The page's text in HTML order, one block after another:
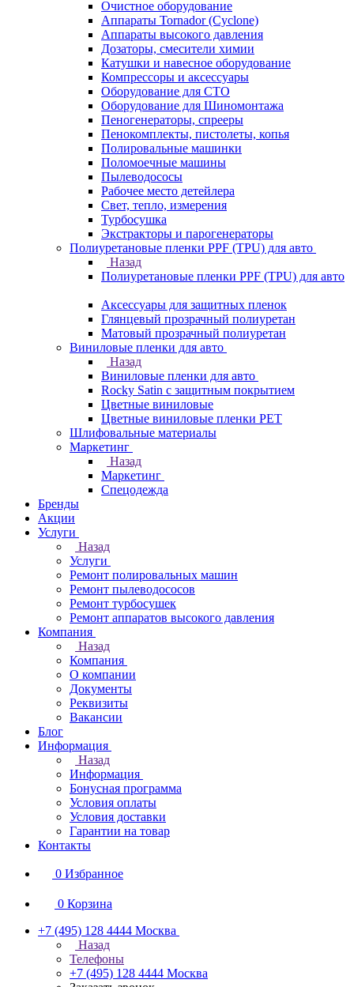
Очистное оборудование
Аппараты Tornador (Cyclone)
Аппараты высокого давления
Дозаторы, смесители химии
Катушки и навесное оборудование
Компрессоры и аксессуары
Оборудование для СТО
Оборудование для Шиномонтажа
Пеногенераторы, спрееры
Пенокомплекты, пистолеты, копья
Полировальные машинки
Поломоечные машины
Пылеводососы
Рабочее место детейлера
Свет, тепло, измерения
Турбосушка
Экстракторы и парогенераторы
Полиуретановые пленки PPF (TPU) для авто
Назад
Полиуретановые пленки PPF (TPU) для авто
Аксессуары для защитных пленок
Глянцевый прозрачный полиуретан
Матовый прозрачный полиуретан
Виниловые пленки для авто
Назад
Виниловые пленки для авто
Rocky Satin с защитным покрытием
Цветные виниловые
Цветные виниловые пленки PET
Шлифовальные материалы
Маркетинг
Назад
Маркетинг
Спецодежда
Бренды
Акции
Услуги
Назад
Услуги
Ремонт полировальных машин
Ремонт пылеводососов
Ремонт турбосушек
Ремонт аппаратов высокого давления
Компания
Назад
Компания
О компании
Документы
Реквизиты
Вакансии
Блог
Информация
Назад
Информация
Бонусная программа
Условия оплаты
Условия доставки
Гарантии на товар
Контакты
0 Избранное
0 Корзина
+7 (495) 128 4444 Москва
Назад
Телефоны
+7 (495) 128 4444 Москва